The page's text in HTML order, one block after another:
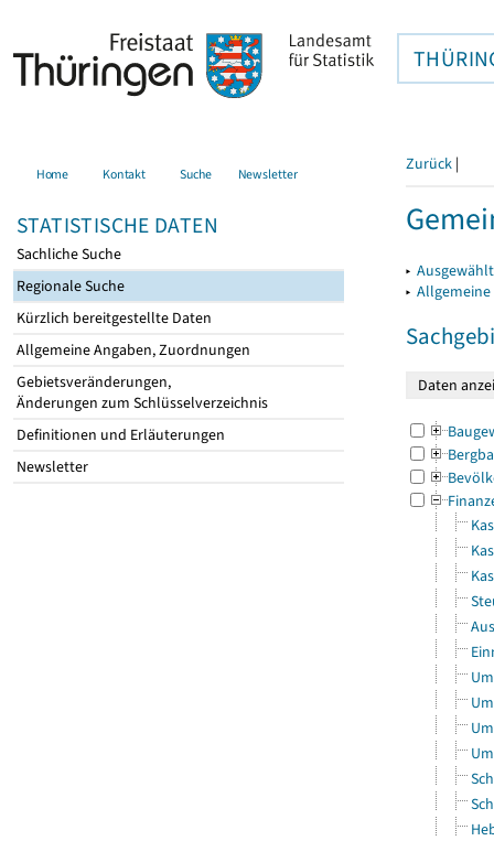
Home Kontakt Suche Newsletter
STATISTISCHE DATEN
Sachliche Suche
Regionale Suche
Kürzlich bereitgestellte Daten
Allgemeine Angaben, Zuordnungen
Gebietsveränderungen,
Änderungen zum Schlüsselverzeichnis
Definitionen und Erläuterungen
Newsletter
Zurück |
▸
▸